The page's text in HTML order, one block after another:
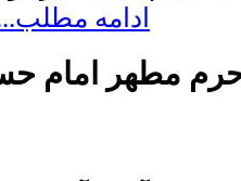
ادامه
مطهر امام